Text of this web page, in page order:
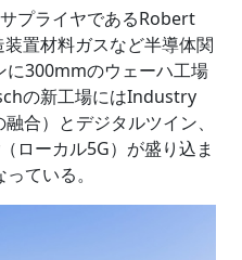
プライヤであるRobert
置材料ガスなど半導体関
に300mmのウェーハ工場
の新工場にはIndustry
合）とデジタルツイン、
ローカル5G）が盛り込ま
ている。